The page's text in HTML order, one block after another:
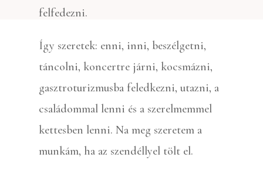
felfedezni.
Így szeretek: enni, inni, beszélgetni,
táncolni, koncertre járni, kocsmázni,
gasztroturizmusba feledkezni, utazni, a
családommal lenni és a szerelmemmel
kettesben lenni. Na meg szeretem a
munkám, ha az szendéllyel tölt el.